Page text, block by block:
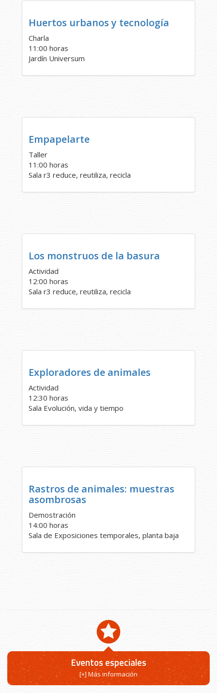
Huertos urbanos y tecnología
Charla
11:00 horas
Jardín Universum
Empapelarte
Taller
11:00 horas
Sala r3 reduce, reutiliza, recicla
Los monstruos de la basura
Actividad
12:00 horas
Sala r3 reduce, reutiliza, recicla
Exploradores de animales
Actividad
12:30 horas
Sala Evolución, vida y tiempo
Rastros de animales: muestras
asombrosas
Demostración
14:00 horas
Sala de Exposiciones temporales, planta baja
Eventos especiales
[+] Más información